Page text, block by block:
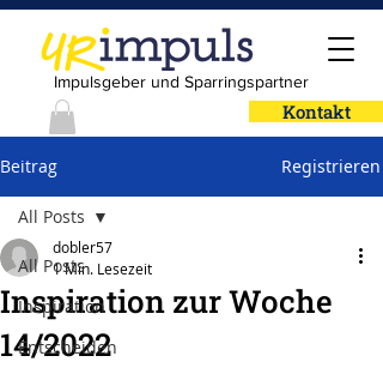
Impulsgeber und Sparringspartner
Kontakt
Beitrag Registrieren
All Posts
Inspiration
Entscheiden
All Posts
Inspiration zur Woche
14/2022
dobler57
1 Min. Lesezeit